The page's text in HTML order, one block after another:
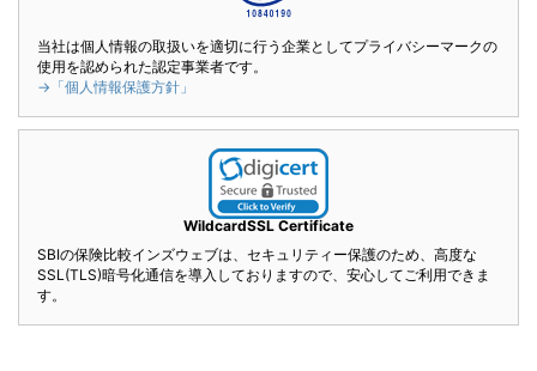
当社は個人情報の取扱いを適切に行う企業としてプライバシーマークの
使用を認められた認定事業者です。
→「個人情報保護方針」
WildcardSSL Certificate
SBIの保険比較インズウェブは、セキュリティー保護のため、高度な
SSL(TLS)暗号化通信を導入しておりますので、安心してご利用できま
す。